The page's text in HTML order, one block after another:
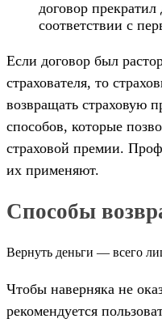
договор
соответствии с
Если договор был
страхователя, то
возвращать страховую
способов, которые
страховой премии.
их применяют.
Способы
Вернуть деньги — всего
Чтобы наверняка не
рекомендуется